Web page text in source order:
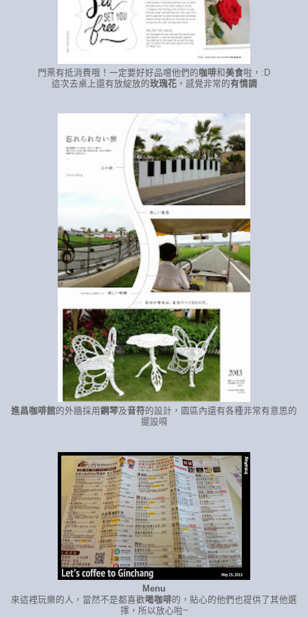
門票有抵消費哦！一定要好好品嚐他們的 咖啡和美食啦，:D
這次去桌上還有放綻放的玫瑰花，感覺非常的有情調
進昌咖啡館的外牆採用鋼琴及音符的設計，園區內還有各種非常有意思的
擺設唷
Menu
來這裡玩樂的人，當然不是都喜歡喝咖啡的，貼心的他們也提供了其他選
擇，所以放心啦~